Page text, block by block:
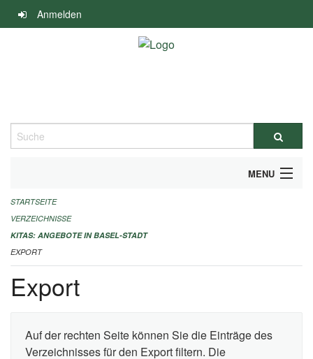
Navigation
überspringen
Anmelden
Suche
MENU
ALLGEMEINE INFORMATIONEN
IMPRESSUM
STARTSEITE
VERZEICHNISSE
KITAS: ANGEBOTE IN BASEL-STADT
EXPORT
Export
Auf der rechten Seite können Sie die Einträge des
Verzeichnisses für den Export filtern. Die